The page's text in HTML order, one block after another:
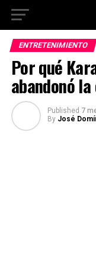
ENTRETENIMIENTO
Por qué
abandonó
Published 7
By José